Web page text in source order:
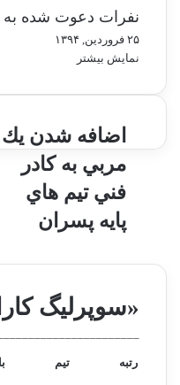
نفرات دعوت شده به
۲۵ فروردین, ۱۳۹۴
نمایش بیشتر
ض
ا
ف
ش
ن
م
ر
اضافه شدن يك
مربي به كادر
فني تيم هاي
پايه پسران
«سوپرلیگ
رتبه تیم